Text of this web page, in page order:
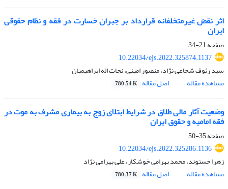
اثر نقض غیرمتخلفانه قرارداد بر جبران خسارت در فقه و نظام حقوقی
ایران
صفحه21-34
10.22034/ejs.2022.325874.1137
سید رئوف شجاعی نژاد، منصور امینی، نجات اله ابراهیمیان
مشاهده مقاله
اصل مقاله 780.54 K
وضعیت آثار مالی طلاق در شرایط ابتلای زوج به بیماری مشرف به موت در
فقه امامیه و حقوق ایران
صفحه35-50
10.22034/ejs.2022.325286.1136
زهرا حسنوند، محمد بهرامی خوشکار، علی بهرامی نژاد
مشاهده مقاله
اصل مقاله 780.37 K